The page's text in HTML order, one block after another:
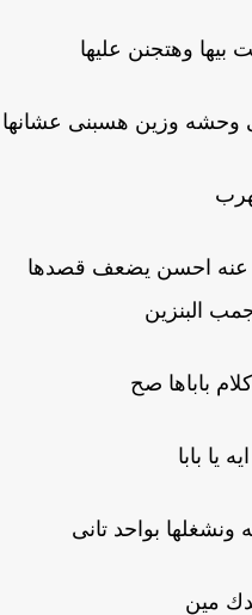
وهتجنن عليها
وزين هسبنى عشانها
عنه احسن يضعف قصدها
البنزين
باباها صح
بابا
بواحد تانى
مين